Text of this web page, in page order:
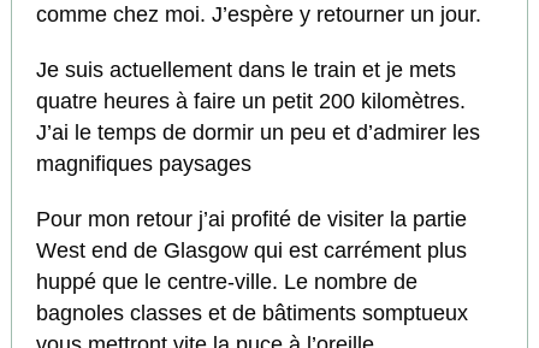
comme chez moi. J’espère y retourner un jour.
Je suis actuellement dans le train et je mets
quatre heures à faire un petit 200 kilomètres.
J’ai le temps de dormir un peu et d’admirer les
magnifiques paysages
Pour mon retour j’ai profité de visiter la partie
West end de Glasgow qui est carrément plus
huppé que le centre-ville. Le nombre de
bagnoles classes et de bâtiments somptueux